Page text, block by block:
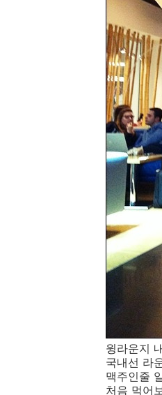
윙라운지
국내선 라
맥주인줄
처음 먹어